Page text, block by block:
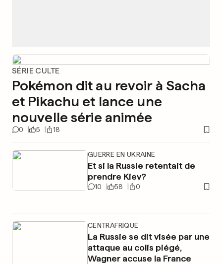
SÉRIE CULTE
Pokémon dit au revoir à Sacha
et Pikachu et lance une
nouvelle série animée
0 5 18
GUERRE EN UKRAINE
Et si la Russie retentait de
prendre Kiev?
10 58 0
CENTRAFRIQUE
La Russie se dit visée par une
attaque au colis piégé,
Wagner accuse la France